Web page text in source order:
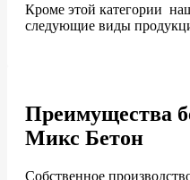
Кроме этой категории
следующие виды
Преимущества
Микс Бетон
Собственное